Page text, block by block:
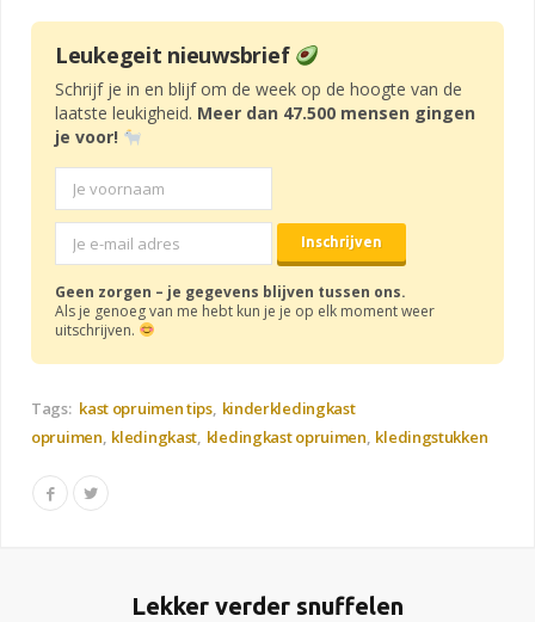
Leukegeit nieuwsbrief
Schrijf je in en blijf om de week op de hoogte van de
laatste leukigheid. Meer dan 47.500 mensen gingen
je voor!
Geen zorgen – je gegevens blijven tussen ons.
Als je genoeg van me hebt kun je je op elk moment weer
uitschrijven.
Tags: kast opruimen tips kinderkledingkast
opruimen kledingkast kledingkast opruimen kledingstukken
Lekker verder snuffelen